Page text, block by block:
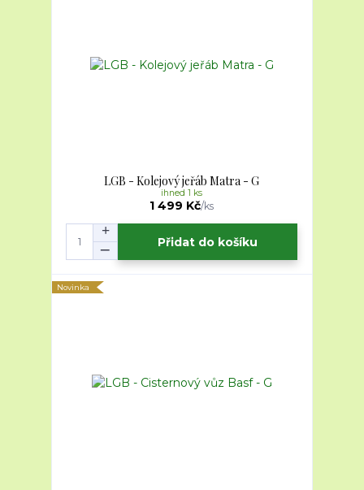
LGB - Kolejový jeřáb Matra - G
1 499 Kč/ks
ihned 1 ks
Přidat do košíku
Novinka